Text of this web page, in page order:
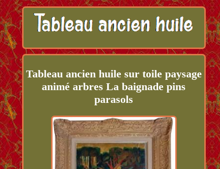
Tableau ancien huile sur toile paysage
animé arbres La baignade pins
parasols